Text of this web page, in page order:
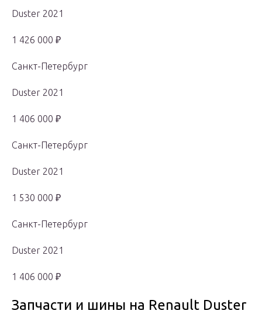
Duster 2021
1 426 000 ₽
Санкт-Петербург
Duster 2021
1 406 000 ₽
Санкт-Петербург
Duster 2021
1 530 000 ₽
Санкт-Петербург
Duster 2021
1 406 000 ₽
Запчасти и шины на Renault Duster